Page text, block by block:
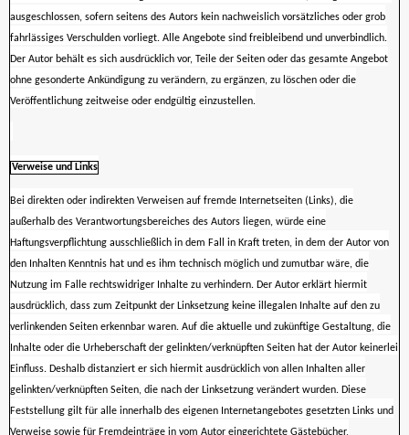
ausgeschlossen, sofern seitens des Autors kein nachweislich vorsätzliches oder grob
fahrlässiges Verschulden vorliegt. Alle Angebote sind freibleibend und unverbindlich.
Der Autor behält es sich ausdrücklich vor, Teile der Seiten oder das gesamte Angebot
ohne gesonderte Ankündigung zu verändern, zu ergänzen, zu löschen oder die
Veröffentlichung zeitweise oder endgültig einzustellen.
Verweise und Links
Bei direkten oder indirekten Verweisen auf fremde Internetseiten (Links), die
außerhalb des Verantwortungsbereiches des Autors liegen, würde eine
Haftungsverpflichtung ausschließlich in dem Fall in Kraft treten, in dem der Autor von
den Inhalten Kenntnis hat und es ihm technisch möglich und zumutbar wäre, die
Nutzung im Falle rechtswidriger Inhalte zu verhindern. Der Autor erklärt hiermit
ausdrücklich, dass zum Zeitpunkt der Linksetzung keine illegalen Inhalte auf den zu
verlinkenden Seiten erkennbar waren. Auf die aktuelle und zukünftige Gestaltung, die
Inhalte oder die Urheberschaft der gelinkten/verknüpften Seiten hat der Autor keinerlei
Einfluss. Deshalb distanziert er sich hiermit ausdrücklich von allen Inhalten aller
gelinkten/verknüpften Seiten, die nach der Linksetzung verändert wurden. Diese
Feststellung gilt für alle innerhalb des eigenen Internetangebotes gesetzten Links und
Verweise sowie für Fremdeinträge in vom Autor eingerichtete Gästebücher,